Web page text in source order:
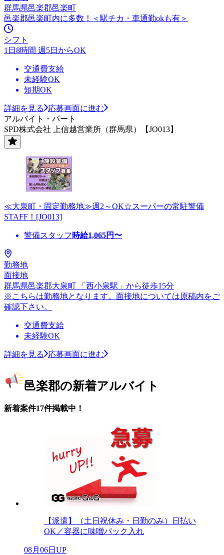
群馬県邑楽郡邑楽町
邑楽郡邑楽町内に多数！＜駅チカ・車通勤okも有＞
シフト
1日8時間 週5日からOK
交通費支給
未経験OK
短期OK
詳細を見る
応募画面に進む
アルバイト・パート
SPD株式会社 上信越営業所（群馬県）【JO013】
≪大泉町・固定勤務地≫週2～OK☆スーパーの常駐警備
STAFF！[JO013]
警備スタッフ 時給1,065円〜
勤務地
面接地
群馬県邑楽郡大泉町 「西小泉駅」から徒歩15分
※こちらは勤務地となります。面接地については原稿内をご
確認下さい。
交通費支給
未経験OK
詳細を見る 応募画面に進む
邑楽郡の新着アルバイト
新着案件17件掲載中！
【派遣】（土日祝休み・日勤のみ）日払い
OK／容器に味噌パック入れ
08月06日UP